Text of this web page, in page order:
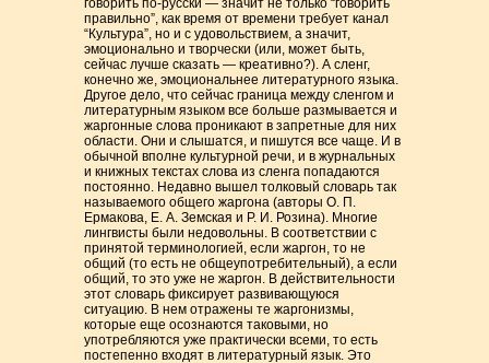
говорить по-русски — значит не только “говорить
правильно”, как время от времени требует канал
“Культура”, но и с удовольствием, а значит,
эмоционально и творчески (или, может быть,
сейчас лучше сказать — креативно?). А сленг,
конечно же, эмоциональнее литературного языка.
Другое дело, что сейчас граница между сленгом и
литературным языком все больше размывается и
жаргонные слова проникают в запретные для них
области. Они и слышатся, и пишутся все чаще. И в
обычной вполне культурной речи, и в журнальных
и книжных текстах слова из сленга попадаются
постоянно. Недавно вышел толковый словарь так
называемого общего жаргона (авторы О. П.
Ермакова, Е. А. Земская и Р. И. Розина). Многие
лингвисты были недовольны. В соответствии с
принятой терминологией, если жаргон, то не
общий (то есть не общеупотребительный), а если
общий, то это уже не жаргон. В действительности
этот словарь фиксирует развивающуюся
ситуацию. В нем отражены те жаргонизмы,
которые еще осознаются таковыми, но
употребляются уже практически всеми, то есть
постепенно входят в литературный язык. Это